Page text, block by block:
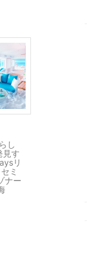
12月
し
見す
リ
ミ
ナー